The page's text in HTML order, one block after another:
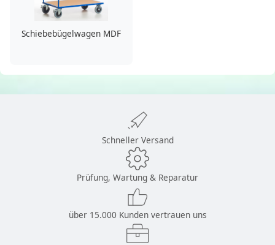
Schiebebügelwagen MDF
Schneller Versand
Prüfung, Wartung & Reparatur
über 15.000 Kunden vertrauen uns